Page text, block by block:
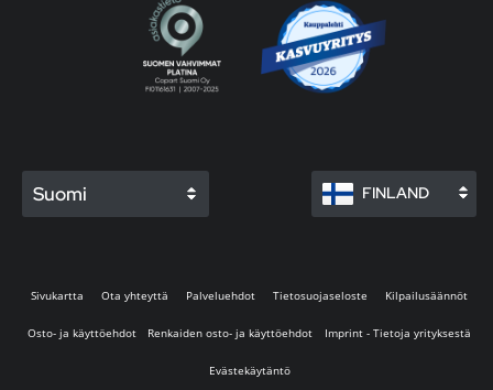
Suomi FINLAND
Sivukartta Ota yhteyttä Palveluehdot Tietosuojaseloste Kilpailusäännöt
Osto- ja käyttöehdot Renkaiden osto- ja käyttöehdot Imprint - Tietoja yrityksestä
Evästekäytäntö